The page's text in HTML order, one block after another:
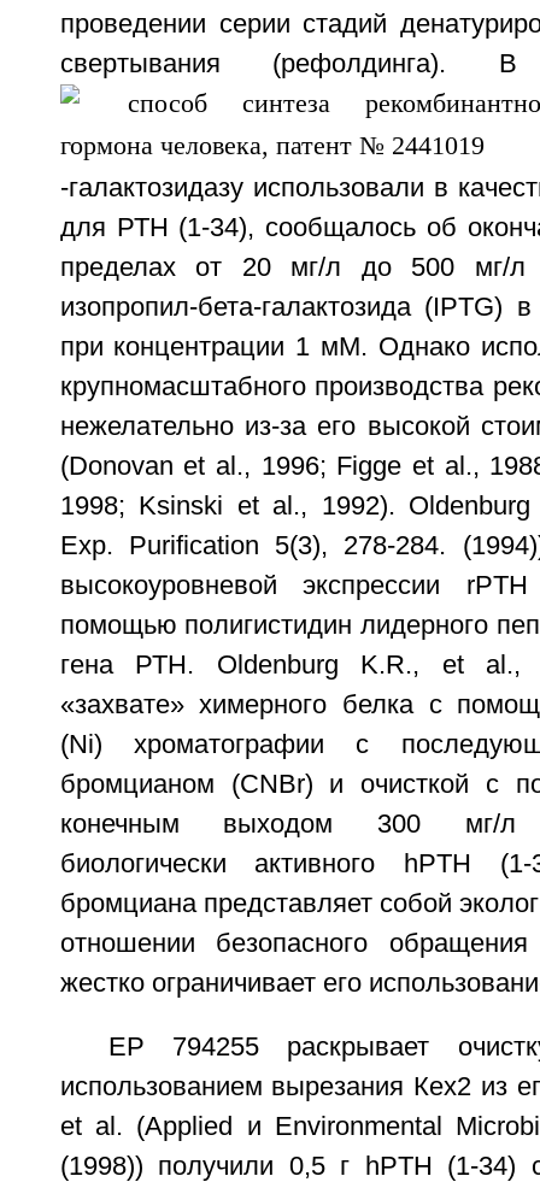
проведении серии стадий
свертывания (рефолдинга).
-галактозидазу использовали в
для РТН (1-34), сообщалось об
пределах от 20 мг/л до 500 мг/л
изопропил-бета-галактозида (IPTG)
при концентрации 1 мМ. Однако
крупномасштабного производства
нежелательно из-за его высокой
(Donovan et al., 1996; Figge et al.,
1998; Ksinski et al., 1992).
Exp. Purification 5(3), 278-284.
высокоуровневой экспрессии
помощью полигистидин лидерного
гена РТН. Oldenburg K.R., et al.,
«захвате» химерного белка с
(Ni) хроматографии с
бромцианом (CNBr) и очисткой с
конечным выходом 300 мг/л
биологически активного hPTH (1-
бромциана представляет собой
отношении безопасного
жестко ограничивает его
ЕР 794255 раскрывает
использованием вырезания Кех2 из
et al. (Applied и Environmental
(1998)) получили 0,5 г hPTH (1-34)